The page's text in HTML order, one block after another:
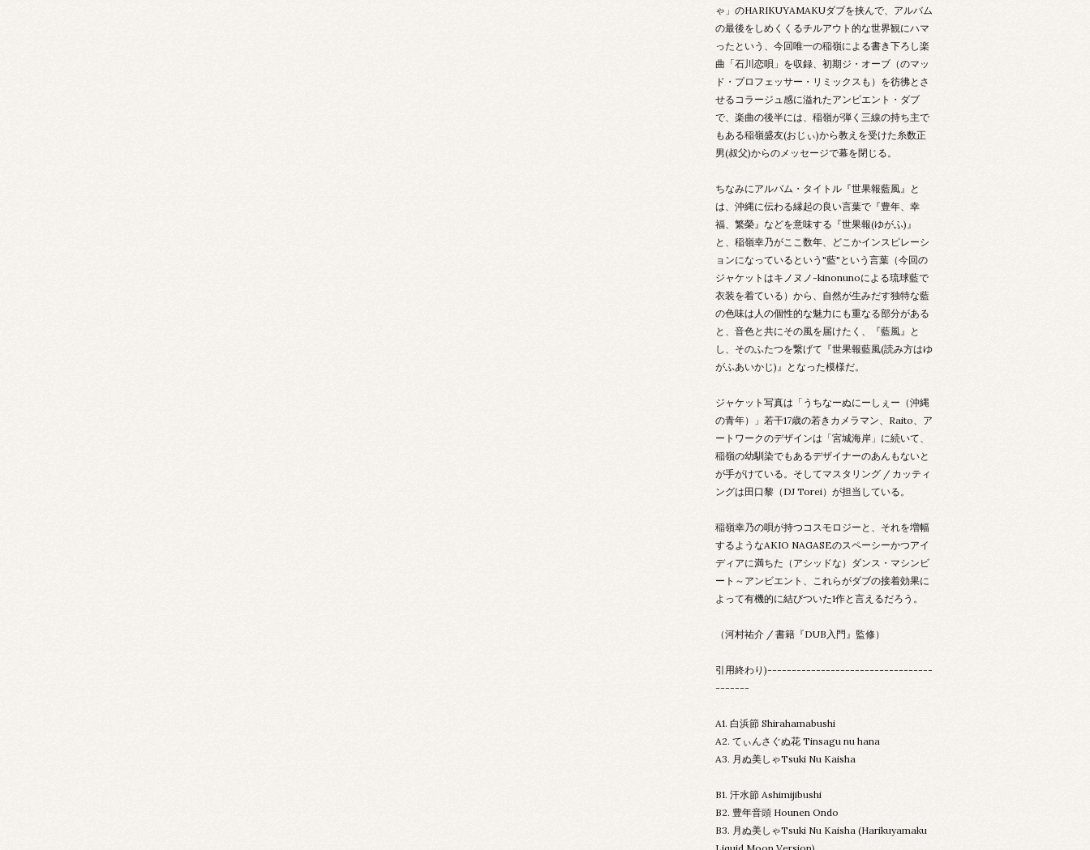
ゃ」のHARIKUYAMAKUダブを挟んで、アルバム
の最後をしめくくるチルアウト的な世界観にハマ
ったという、今回唯一の稲嶺による書き下ろし楽
曲「石川恋唄」を収録、初期ジ・オーブ（のマッ
ド・プロフェッサー・リミックスも）を彷彿とさ
せるコラージュ感に溢れたアンビエント・ダブ
で、楽曲の後半には、稲嶺が弾く三線の持ち主で
もある稲嶺盛友(おじぃ)から教えを受けた糸数正
男(叔父)からのメッセージで幕を閉じる。
ちなみにアルバム・タイトル『世果報藍風』と
は、沖縄に伝わる縁起の良い言葉で『豊年、幸
福、繁榮』などを意味する『世果報(ゆがふ)』
と、稲嶺幸乃がここ数年、どこかインスピレーシ
ョンになっているという"藍"という言葉（今回の
ジャケットはキノヌノ-kinonunoによる琉球藍で
衣装を着ている）から、自然が生みだす独特な藍
の色味は人の個性的な魅力にも重なる部分がある
と、音色と共にその風を届けたく、『藍風』と
し、そのふたつを繋げて『世果報藍風(読み方はゆ
がふあいかじ)』となった模様だ。
ジャケット写真は「うちなーぬにーしぇー（沖縄
の青年）」若干17歳の若きカメラマン、Raito、ア
ートワークのデザインは「宮城海岸」に続いて、
稲嶺の幼馴染でもあるデザイナーのあんもないと
が手がけている。そしてマスタリング / カッティ
ングは田口黎（DJ Torei）が担当している。
稲嶺幸乃の唄が持つコスモロジーと、それを増幅
するようなAKIO NAGASEのスペーシーかつアイ
ディアに満ちた（アシッドな）ダンス・マシンビ
ート～アンビエント、これらがダブの接着効果に
よって有機的に結びついた1作と言えるだろう。
（河村祐介 / 書籍『DUB入門』監修）
引用終わり)----------------------------------
-------
A1. 白浜節 Shirahamabushi
A2. てぃんさぐぬ花 Tinsagu nu hana
A3. 月ぬ美しゃTsuki Nu Kaisha
B1. 汗水節 Ashimijibushi
B2. 豊年音頭 Hounen Ondo
B3. 月ぬ美しゃTsuki Nu Kaisha (Harikuyamaku